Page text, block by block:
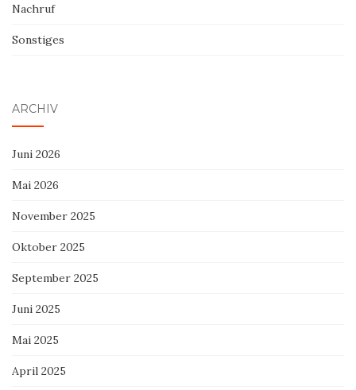
Nachruf
Sonstiges
ARCHIV
Juni 2026
Mai 2026
November 2025
Oktober 2025
September 2025
Juni 2025
Mai 2025
April 2025